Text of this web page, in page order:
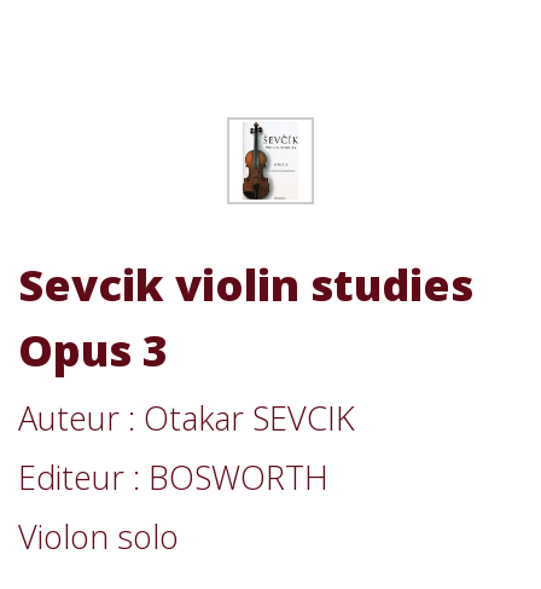
Sevcik violin studies
Opus 3
Auteur : Otakar SEVCIK
Editeur : BOSWORTH
Violon solo